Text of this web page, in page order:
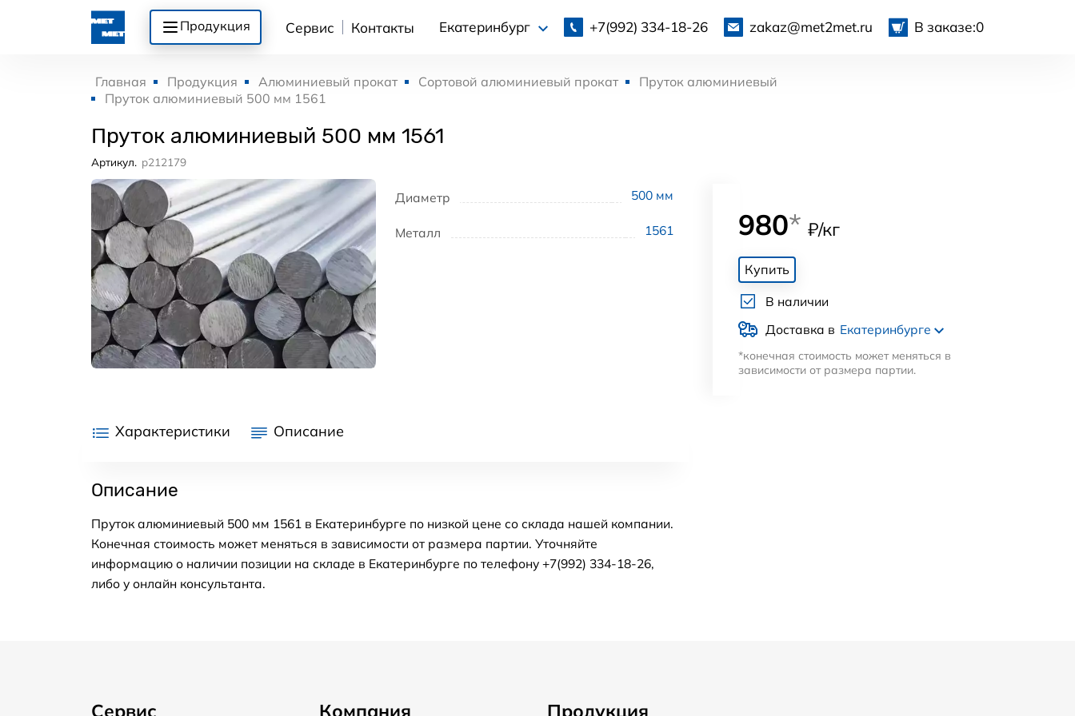
Продукция Сервис Контакты Екатеринбург +7(992) 334-18-26 zakaz@met2met.ru В заказе:0
Главная Продукция Алюминиевый прокат Сортовой алюминиевый прокат
Пруток алюминиевый
Пруток алюминиевый 500 мм 1561
Пруток алюминиевый 500 мм 1561
Артикул. p212179
Диаметр 500 мм
Металл 1561 980* ₽/кг
Купить
В наличии
Доставка в Екатеринбурге
*конечная стоимость может меняться в
зависимости от размера партии.
Характеристики Описание
Описание
Пруток алюминиевый 500 мм 1561 в Екатеринбурге по низкой цене со склада нашей компании.
Конечная стоимость может меняться в зависимости от размера партии. Уточняйте
информацию о наличии позиции на складе в Екатеринбурге по телефону +7(992) 334-18-26,
либо у онлайн консультанта.
Сервис Компания Продукция